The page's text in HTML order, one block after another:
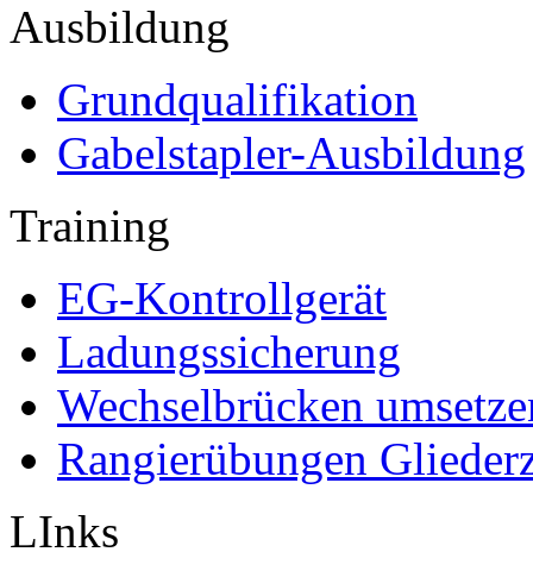
Ausbildung
Grundqualifikation
Gabelstapler-Ausbildung
Training
EG-Kontrollgerät
Ladungssicherung
Wechselbrücken
Rangierübungen
LInks